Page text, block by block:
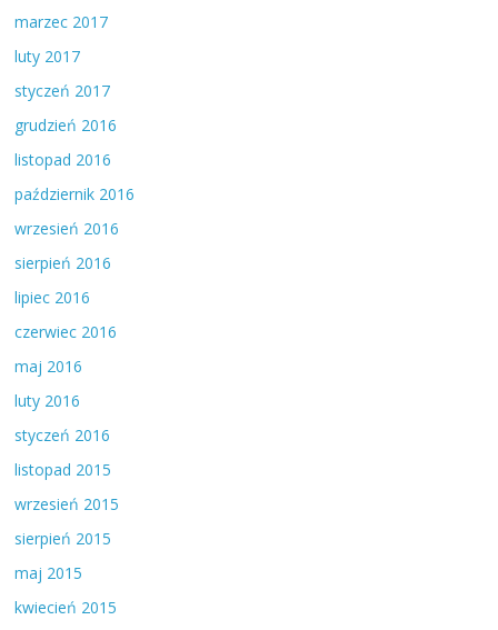
marzec 2017
luty 2017
styczeń 2017
grudzień 2016
listopad 2016
październik 2016
wrzesień 2016
sierpień 2016
lipiec 2016
czerwiec 2016
maj 2016
luty 2016
styczeń 2016
listopad 2015
wrzesień 2015
sierpień 2015
maj 2015
kwiecień 2015